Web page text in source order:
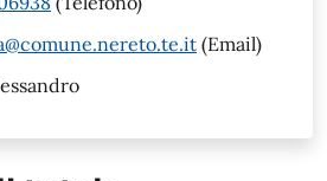
(Email)